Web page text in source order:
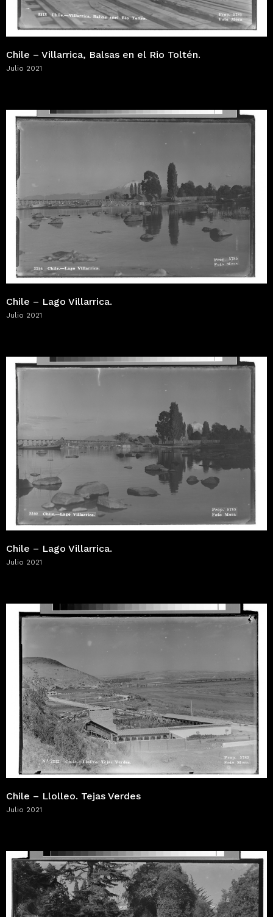
Chile – Villarrica, Balsas en el Rio Toltén.
Julio 2021
Chile – Lago Villarrica.
Julio 2021
Chile – Lago Villarrica.
Julio 2021
Chile – Llolleo. Tejas Verdes
Julio 2021